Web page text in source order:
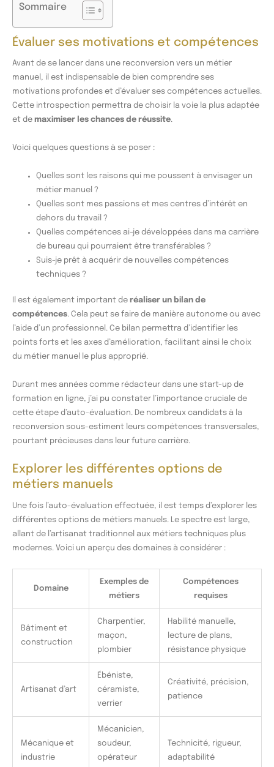
Sommaire
Évaluer ses motivations et compétences
Avant de se lancer dans une reconversion vers un métier
manuel, il est indispensable de bien comprendre ses
motivations profondes et d’évaluer ses compétences actuelles.
Cette introspection permettra de choisir la voie la plus adaptée
et de maximiser les chances de réussite.
Voici quelques questions à se poser :
Quelles sont les raisons qui me poussent à envisager un
métier manuel ?
Quelles sont mes passions et mes centres d’intérêt en
dehors du travail ?
Quelles compétences ai-je développées dans ma carrière
de bureau qui pourraient être transférables ?
Suis-je prêt à acquérir de nouvelles compétences
techniques ?
Il est également important de réaliser un bilan de
compétences. Cela peut se faire de manière autonome ou avec
l’aide d’un professionnel. Ce bilan permettra d’identifier les
points forts et les axes d’amélioration, facilitant ainsi le choix
du métier manuel le plus approprié.
Durant mes années comme rédacteur dans une start-up de
formation en ligne, j’ai pu constater l’importance cruciale de
cette étape d’auto-évaluation. De nombreux candidats à la
reconversion sous-estiment leurs compétences transversales,
pourtant précieuses dans leur future carrière.
Explorer les différentes options de
métiers manuels
Une fois l’auto-évaluation effectuée, il est temps d’explorer les
différentes options de métiers manuels. Le spectre est large,
allant de l’artisanat traditionnel aux métiers techniques plus
modernes. Voici un aperçu des domaines à considérer :
Domaine
Exemples de
métiers
Compétences
requises
Bâtiment et
construction
Charpentier,
maçon,
plombier
Habilité manuelle,
lecture de plans,
résistance physique
Artisanat d’art
Ébéniste,
céramiste,
verrier
Créativité, précision,
patience
Mécanique et
industrie
Mécanicien,
soudeur,
opérateur
Technicité, rigueur,
adaptabilité